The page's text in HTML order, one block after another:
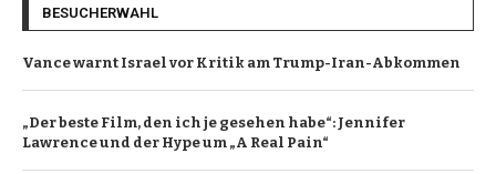
BESUCHERWAHL
Vance warnt Israel vor Kritik am Trump-Iran-Abkommen
„Der beste Film, den ich je gesehen habe“: Jennifer
Lawrence und der Hype um „A Real Pain“